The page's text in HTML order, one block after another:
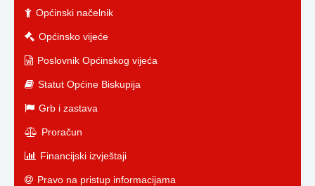
Općinski načelnik
Općinsko vijeće
Poslovnik Općinskog vijeća
Statut Općine Biskupija
Grb i zastava
Proračun
Financijski izvještaji
Pravo na pristup informacijama